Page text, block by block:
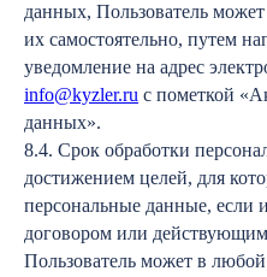
данных, Пользователь может
их самостоятельно, путем
уведомление на адрес
info@kyzler.ru с пометкой
данных».
8.4. Срок обработки
достижением целей, для
персональные данные, если
договором или действующим
Пользователь может в